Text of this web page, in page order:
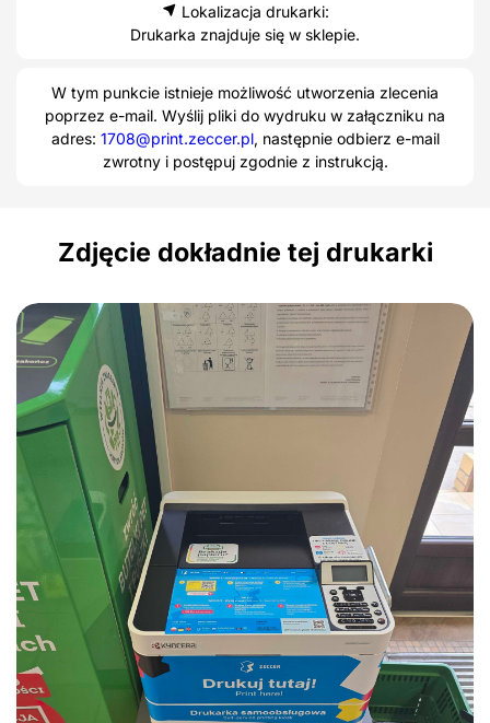
Lokalizacja drukarki:
Drukarka znajduje się w sklepie.
W tym punkcie istnieje możliwość utworzenia zlecenia
poprzez e-mail. Wyślij pliki do wydruku w załączniku na
adres: 1708@print.zeccer.pl, następnie odbierz e-mail
zwrotny i postępuj zgodnie z instrukcją.
Zdjęcie dokładnie tej drukarki